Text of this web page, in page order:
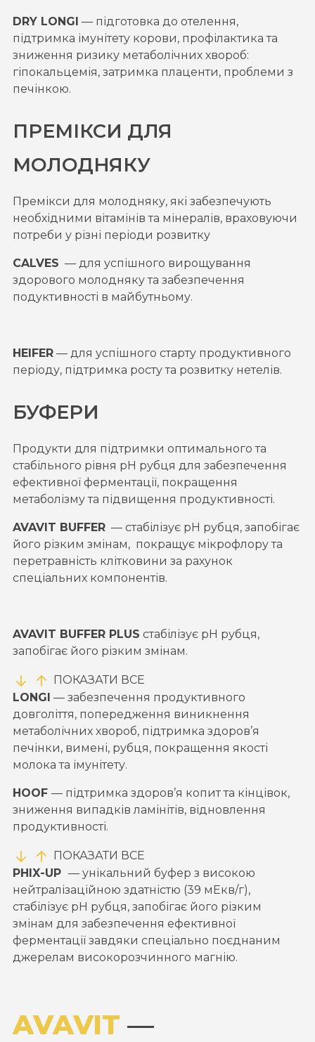
DRY LONGI — підготовка до отелення,
підтримка імунітету корови, профілактика та
зниження ризику метаболічних хвороб:
гіпокальцемія, затримка плаценти, проблеми з
печінкою.
ПРЕМІКСИ ДЛЯ
МОЛОДНЯКУ
Премікси для молодняку, які забезпечують
необхідними вітамінів та мінералів, враховуючи
потреби у різні періоди розвитку
CALVES — для успішного вирощування
здорового молодняку та забезпечення
подуктивності в майбутньому.
HEIFER — для успішного старту продуктивного
періоду, підтримка росту та розвитку нетелів.
БУФЕРИ
Продукти для підтримки оптимального та
стабільного рівня pH рубця для забезпечення
ефективної ферментації, покращення
метаболізму та підвищення продуктивності.
AVAVIT BUFFER — стабілізує pH рубця, запобігає
його різким змінам, покращує мікрофлору та
перетравність клітковини за рахунок
спеціальних компонентів.
AVAVIT BUFFER PLUS стабілізує pH рубця,
запобігає його різким змінам.
ПОКАЗАТИ ВСЕ
LONGI — забезпечення продуктивного
довголіття, попередження виникнення
метаболічних хвороб, підтримка здоров’я
печінки, вимені, рубця, покращення якості
молока та імунітету.
HOOF — підтримка здоров’я копит та кінцівок,
зниження випадків ламінітів, відновлення
продуктивності.
ПОКАЗАТИ ВСЕ
PHIX-UP — унікальний буфер з високою
нейтралізаційною здатністю (39 мЕкв/г),
стабілізує pH рубця, запобігає його різким
змінам для забезпечення ефективної
ферментації завдяки спеціально поєднаним
джерелам високорозчинного магнію.
AVAVIT —